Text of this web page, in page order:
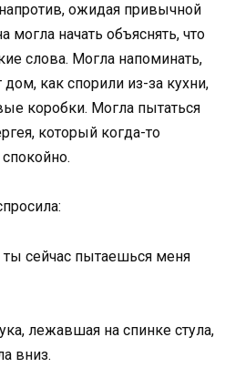
ожидая привычной
начать объяснять, что
слова. Могла напоминать,
как спорили из-за кухни,
коробки. Могла пытаться
который когда-то
сейчас пытаешься меня
лежавшая на спинке стула,
вниз.